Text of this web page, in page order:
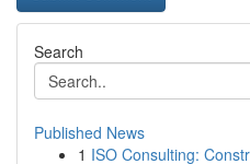
Search
Published News
1 ISO Consulting: